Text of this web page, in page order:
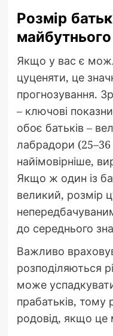
Розмір
майбутнього
Якщо у вас є
цуценяти, це
прогнозування.
– ключові
обоє батьків –
лабрадори (25–36
найімовірніше,
Якщо ж один із
великий, розмір
до середнього
Важливо
розподіляються
може
прабатьків, тому
родовід, якщо